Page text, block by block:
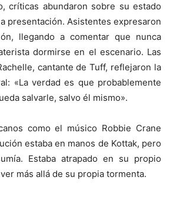
críticas abundaron sobre su estado
presentación. Asistentes expresaron
llegando a comentar que nunca
dormirse en el escenario. Las
cantante de Tuff, reflejaron la
«La verdad es que probablemente
salvarle, salvo él mismo».
como el músico Robbie Crane
estaba en manos de Kottak, pero
Estaba atrapado en su propio
más allá de su propia tormenta.